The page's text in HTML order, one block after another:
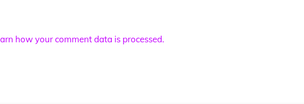
how your comment data is processed.